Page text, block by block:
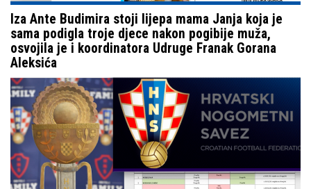
Iza Ante Budimira stoji lijepa mama Janja koja je
sama podigla troje djece nakon pogibije muža,
osvojila je i koordinatora Udruge Franak Gorana
Aleksića